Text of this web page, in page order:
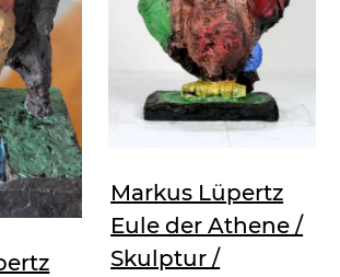
Markus Lüpertz
Eule der Athene /
Skulptur /